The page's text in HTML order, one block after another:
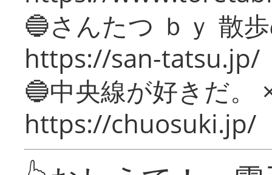
🔵さんたつ ｂｙ 散
https://san-tatsu.jp/
🔵中央線が好きだ。
https://chuosuki.jp/